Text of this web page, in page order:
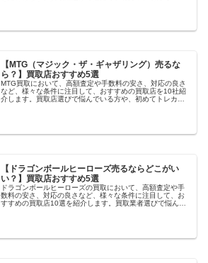
【MTG（マジック・ザ・ギャザリング）売るな
ら？】買取店おすすめ5選
MTG買取において、高額査定や手数料の安さ、対応の良さ
など、様々な条件に注目して、おすすめの買取店を10社紹
介します。買取店選びで悩んでいる方や、初めてトレカの
【ドラゴンボールヒーローズ売るならどこがい
い？】買取店おすすめ5選
ドラゴンボールヒーローズの買取において、高額査定や手
数料の安さ、対応の良さなど、様々な条件に注目して、お
すすめの買取店10選を紹介します。買取業者選びで悩んで